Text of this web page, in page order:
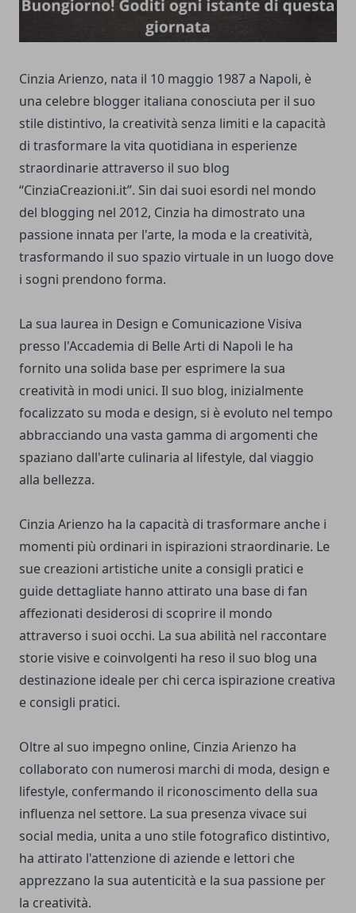
Cinzia Arienzo, nata il 10 maggio 1987 a Napoli, è
una celebre blogger italiana conosciuta per il suo
stile distintivo, la creatività senza limiti e la capacità
di trasformare la vita quotidiana in esperienze
straordinarie attraverso il suo blog
“CinziaCreazioni.it”. Sin dai suoi esordi nel mondo
del blogging nel 2012, Cinzia ha dimostrato una
passione innata per l'arte, la moda e la creatività,
trasformando il suo spazio virtuale in un luogo dove
i sogni prendono forma.
La sua laurea in Design e Comunicazione Visiva
presso l'Accademia di Belle Arti di Napoli le ha
fornito una solida base per esprimere la sua
creatività in modi unici. Il suo blog, inizialmente
focalizzato su moda e design, si è evoluto nel tempo
abbracciando una vasta gamma di argomenti che
spaziano dall'arte culinaria al lifestyle, dal viaggio
alla bellezza.
Cinzia Arienzo ha la capacità di trasformare anche i
momenti più ordinari in ispirazioni straordinarie. Le
sue creazioni artistiche unite a consigli pratici e
guide dettagliate hanno attirato una base di fan
affezionati desiderosi di scoprire il mondo
attraverso i suoi occhi. La sua abilità nel raccontare
storie visive e coinvolgenti ha reso il suo blog una
destinazione ideale per chi cerca ispirazione creativa
e consigli pratici.
Oltre al suo impegno online, Cinzia Arienzo ha
collaborato con numerosi marchi di moda, design e
lifestyle, confermando il riconoscimento della sua
influenza nel settore. La sua presenza vivace sui
social media, unita a uno stile fotografico distintivo,
ha attirato l'attenzione di aziende e lettori che
apprezzano la sua autenticità e la sua passione per
la creatività.